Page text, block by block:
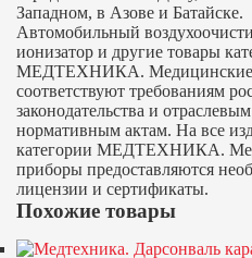
Западном, в Азове и Батайске.
Автомобильный
ионизатор и другие товары
МЕДТЕХНИКА. Медицинские
соответствуют требованиям
законодательства и отраслевым
нормативным актам. На все
категории МЕДТЕХНИКА.
приборы предоставляются
лицензии и сертификаты.
Похожие товары